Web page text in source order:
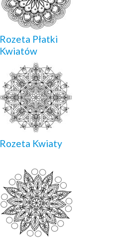
Rozeta Płatki
Kwiatów
Rozeta Kwiaty